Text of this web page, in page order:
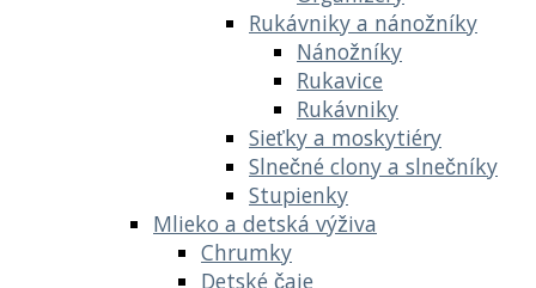
Rukávniky a nánožníky
Nánožníky
Rukavice
Rukávniky
Sieťky a moskytiéry
Slnečné clony a slnečníky
Stupienky
Mlieko a detská výživa
Chrumky
Detské čaje